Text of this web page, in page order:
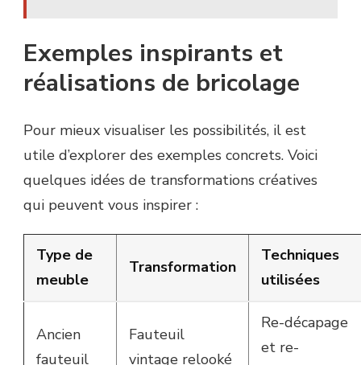
Exemples inspirants et
réalisations de bricolage
Pour mieux visualiser les possibilités, il est
utile d’explorer des exemples concrets. Voici
quelques idées de transformations créatives
qui peuvent vous inspirer :
Type de
meuble
Transformation
Techniques
utilisées
Ancien
fauteuil
Fauteuil
vintage relooké
Re-décapage
et re-